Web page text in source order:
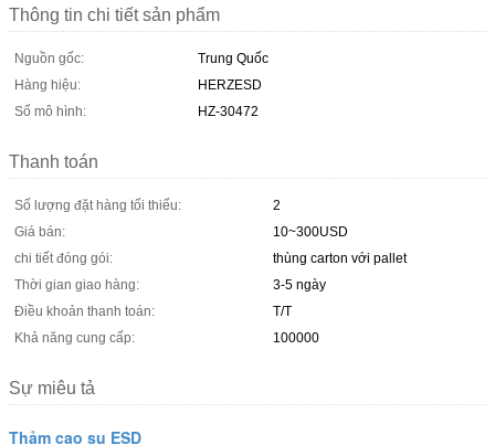
Thông tin chi tiết sản phẩm
Nguồn gốc:
Trung Quốc
Hàng hiệu:
HERZESD
Số mô hình:
HZ-30472
Thanh toán
Số lượng đặt hàng tối thiểu:
2
Giá bán:
10~300USD
chi tiết đóng gói:
thùng carton với pallet
Thời gian giao hàng:
3-5 ngày
Điều khoản thanh toán:
T/T
Khả năng cung cấp:
100000
Sự miêu tả
Thảm cao su ESD